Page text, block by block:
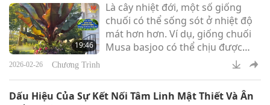
19:46
Là cây nhiệt đới, một số giống
chuối có thể sống sót ở nhiệt độ
mát hơn hơn. Ví dụ, giống chuối
Musa basjoo có thể chịu được
nhiệt độ xuống đến khoảng 12 độ
đông.
2026-02-26 Chương Trình
Dấu Hiệu Của Sự Kết Nối Tâm Linh Mật Thiết Và Ân